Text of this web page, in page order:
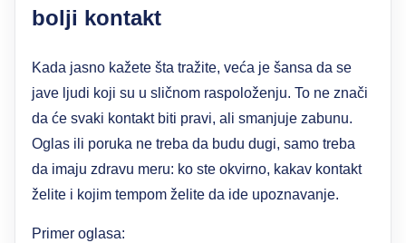
bolji kontakt
Kada jasno kažete šta tražite, veća je šansa da se
jave ljudi koji su u sličnom raspoloženju. To ne znači
da će svaki kontakt biti pravi, ali smanjuje zabunu.
Oglas ili poruka ne treba da budu dugi, samo treba
da imaju zdravu meru: ko ste okvirno, kakav kontakt
želite i kojim tempom želite da ide upoznavanje.
Primer oglasa: